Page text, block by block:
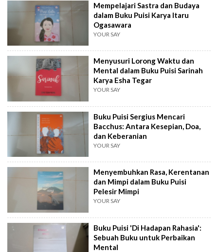
Mempelajari Sastra dan Budaya
dalam Buku Puisi Karya Itaru
Ogasawara
YOUR SAY
Menyusuri Lorong Waktu dan
Mental dalam Buku Puisi Sarinah
Karya Esha Tegar
YOUR SAY
Buku Puisi Sergius Mencari
Bacchus: Antara Kesepian, Doa,
dan Keberanian
YOUR SAY
Menyembuhkan Rasa, Kerentanan
dan Mimpi dalam Buku Puisi
Pelesir Mimpi
YOUR SAY
Buku Puisi 'Di Hadapan Rahasia':
Sebuah Buku untuk Perbaikan
Mental